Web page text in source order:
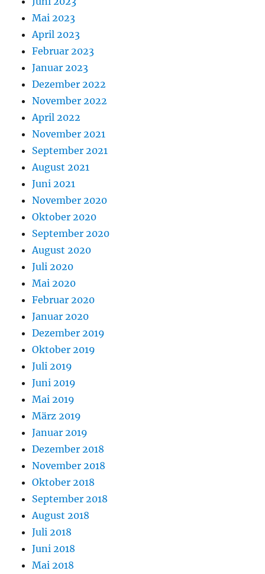
Mai 2023
April 2023
Februar 2023
Januar 2023
Dezember 2022
November 2022
April 2022
November 2021
September 2021
August 2021
Juni 2021
November 2020
Oktober 2020
September 2020
August 2020
Juli 2020
Mai 2020
Februar 2020
Januar 2020
Dezember 2019
Oktober 2019
Juli 2019
Juni 2019
Mai 2019
März 2019
Januar 2019
Dezember 2018
November 2018
Oktober 2018
September 2018
August 2018
Juli 2018
Juni 2018
Mai 2018